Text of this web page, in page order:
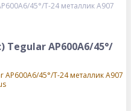
45°/Т-24 металлик А907
Tegular AP600A6/45°/